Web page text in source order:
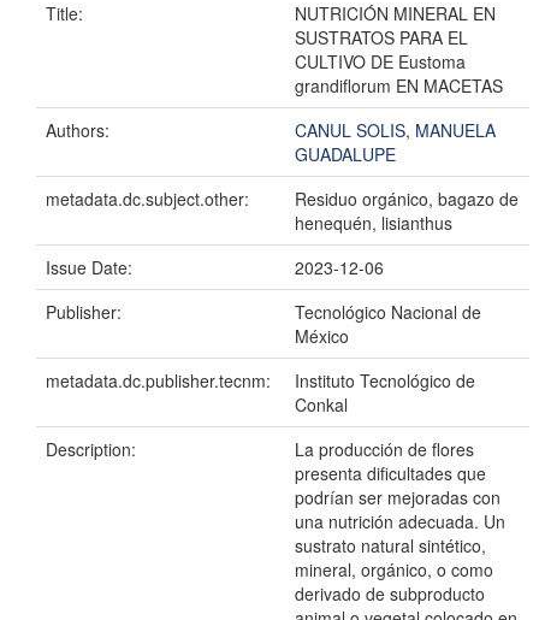
Title:
NUTRICIÓN MINERAL EN
SUSTRATOS PARA EL
CULTIVO DE Eustoma
grandiflorum EN MACETAS
Authors:
CANUL SOLIS, MANUELA
GUADALUPE
metadata.dc.subject.other:
Residuo orgánico, bagazo de
henequén, lisianthus
Issue Date:
2023-12-06
Publisher:
Tecnológico Nacional de
México
metadata.dc.publisher.tecnm:
Instituto Tecnológico de
Conkal
Description:
La producción de flores
presenta dificultades que
podrían ser mejoradas con
una nutrición adecuada. Un
sustrato natural sintético,
mineral, orgánico, o como
derivado de subproducto